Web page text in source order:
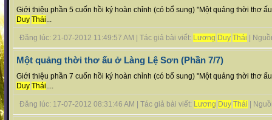
Giới thiệu phần 5 cuốn hồi ký hoàn chỉnh (có bổ sung) "Một quảng thời thơ
Duy Thái...
Đăng lúc: 21-07-2012 11:49:57 AM | Tác giả bài viết: Lương Duy Thái |
Một quảng thời thơ ấu ở Làng Lệ Sơn (Phần 7/7)
Giới thiệu phần 7 cuốn hồi ký hoàn chỉnh (có bổ sung) "Một quảng thời thơ
Duy Thái
Đăng lúc: 17-07-2012 08:31:46 AM | Tác giả bài viết: Lương Duy Thái |